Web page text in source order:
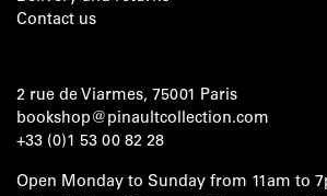
Contact us
2 rue de Viarmes, 75001 Paris
bookshop@pinaultcollection.com
+33 (0)1 53 00 82 28
Open Monday to Sunday from 11am to